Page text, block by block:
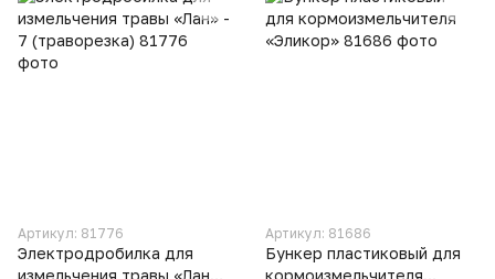
Артикул: 81776
Электродробилка для
измельчения травы «Лан» -
Артикул: 81686
Бункер пластиковый для
кормоизмельчителя